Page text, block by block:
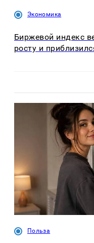
Экономика
Биржевой индекс
росту и
Польза